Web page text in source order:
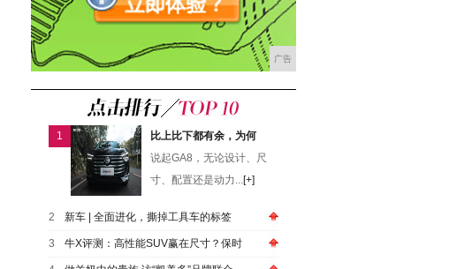
广告
1
比上比下都有余，为何
说起GA8，无论设计、尺
寸、配置还是动力...[+]
2 新车 | 全面进化，撕掉工具车的标签
3 牛X评测：高性能SUV赢在尺寸？保时